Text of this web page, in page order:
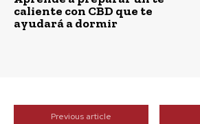
caliente con CBD que te
ayudará a dormir
Previous article